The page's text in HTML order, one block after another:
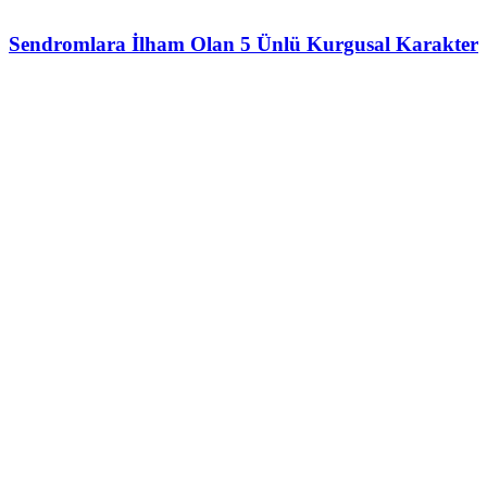
Sendromlara İlham Olan 5 Ünlü Kurgusal Karakter